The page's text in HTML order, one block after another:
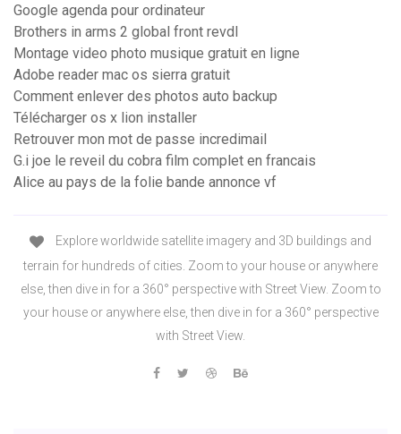
Google agenda pour ordinateur
Brothers in arms 2 global front revdl
Montage video photo musique gratuit en ligne
Adobe reader mac os sierra gratuit
Comment enlever des photos auto backup
Télécharger os x lion installer
Retrouver mon mot de passe incredimail
G.i joe le reveil du cobra film complet en francais
Alice au pays de la folie bande annonce vf
Explore worldwide satellite imagery and 3D buildings and
terrain for hundreds of cities. Zoom to your house or anywhere
else, then dive in for a 360° perspective with Street View. Zoom to
your house or anywhere else, then dive in for a 360° perspective
with Street View.